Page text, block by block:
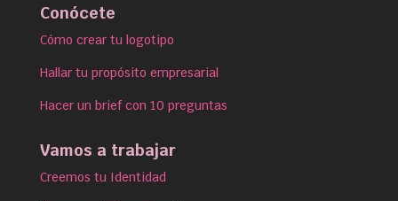
Conócete
Cómo crear tu logotipo
Hallar tu propósito empresarial
Hacer un brief con 10 preguntas
Vamos a trabajar
Creemos tu Identidad